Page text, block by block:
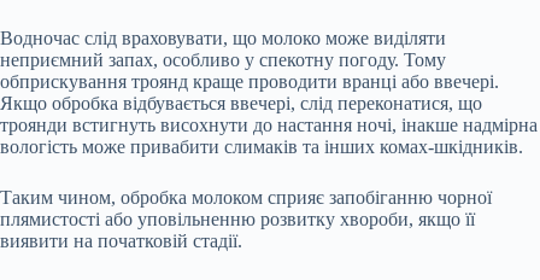
Водночас слід враховувати, що молоко може виділяти
неприємний запах, особливо у спекотну погоду. Тому
обприскування троянд краще проводити вранці або ввечері.
Якщо обробка відбувається ввечері, слід переконатися, що
троянди встигнуть висохнути до настання ночі, інакше надмірна
вологість може привабити слимаків та інших комах-шкідників.
Таким чином, обробка молоком сприяє запобіганню чорної
плямистості або уповільненню розвитку хвороби, якщо її
виявити на початковій стадії.